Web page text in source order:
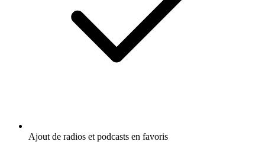
Ajout de radios et podcasts en favoris